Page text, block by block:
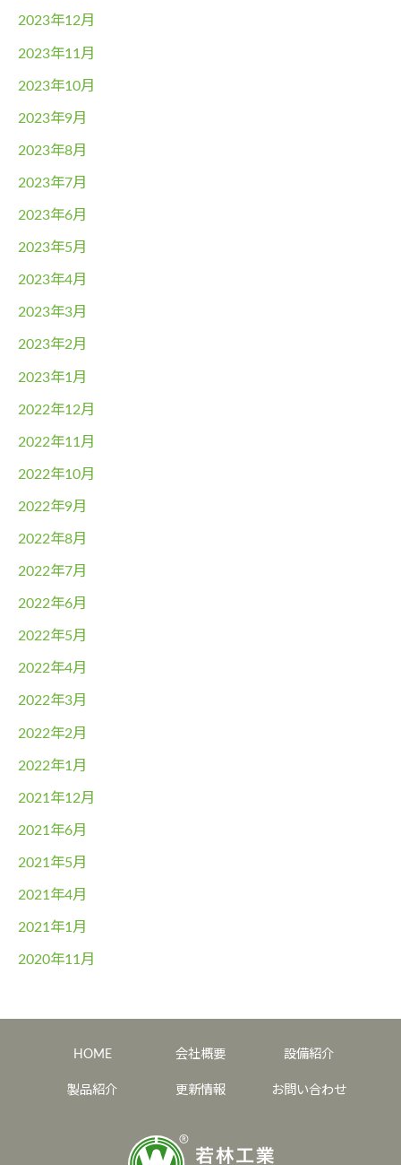
2023年12月
2023年11月
2023年10月
2023年9月
2023年8月
2023年7月
2023年6月
2023年5月
2023年4月
2023年3月
2023年2月
2023年1月
2022年12月
2022年11月
2022年10月
2022年9月
2022年8月
2022年7月
2022年6月
2022年5月
2022年4月
2022年3月
2022年2月
2022年1月
2021年12月
2021年6月
2021年5月
2021年4月
2021年1月
2020年11月
HOME 会社概要 設備紹介
製品紹介 更新情報 お問い合わせ